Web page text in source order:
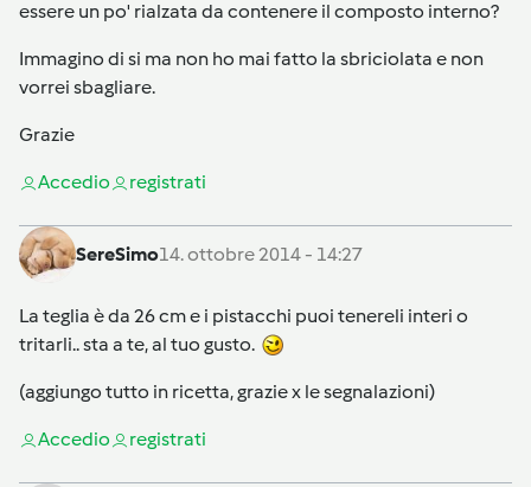
essere un po' rialzata da contenere il composto interno?
Immagino di si ma non ho mai fatto la sbriciolata e non
vorrei sbagliare.
Grazie
Accedio registrati
SereSimo14. ottobre 2014 - 14:27
La teglia è da 26 cm e i pistacchi puoi tenereli interi o
tritarli.. sta a te, al tuo gusto.
(aggiungo tutto in ricetta, grazie x le segnalazioni)
Accedio registrati